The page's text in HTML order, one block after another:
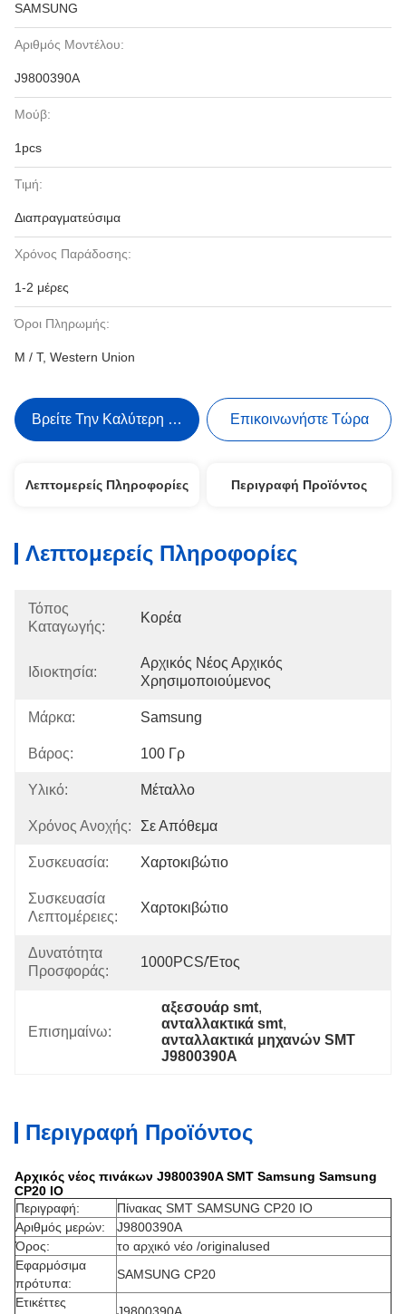
SAMSUNG
Αριθμός Μοντέλου:
J9800390A
Μούβ:
1pcs
Τιμή:
Διαπραγματεύσιμα
Χρόνος Παράδοσης:
1-2 μέρες
Όροι Πληρωμής:
Μ / Τ, Western Union
Βρείτε Την Καλύτερη Τιμή Επικοινωνήστε Τώρα
Λεπτομερείς Πληροφορίες Περιγραφή Προϊόντος
Λεπτομερείς Πληροφορίες
Τόπος
Καταγωγής:
Κορέα
Ιδιοκτησία:
Αρχικός Νέος Αρχικός
Χρησιμοποιούμενος
Μάρκα: Samsung
Βάρος: 100 Γρ
Υλικό: Μέταλλο
Χρόνος Ανοχής: Σε Απόθεμα
Συσκευασία: Χαρτοκιβώτιο
Συσκευασία
Λεπτομέρειες:
Χαρτοκιβώτιο
Δυνατότητα
Προσφοράς:
1000PCS/έτος
Επισημαίνω:
αξεσουάρ smt,
ανταλλακτικά smt,
ανταλλακτικά μηχανών SMT
J9800390A
Περιγραφή Προϊόντος
Αρχικός νέος πινάκων J9800390A SMT Samsung Samsung
CP20 IO
Περιγραφή:
Πίνακας SMT SAMSUNG CP20 IO
Αριθμός μερών:
J9800390A
Όρος:
το αρχικό νέο /originalused
Εφαρμόσιμα
πρότυπα:
SAMSUNG CP20
Ετικέττες